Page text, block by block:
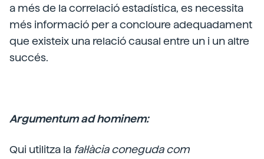
a més de la correlació estadística, es necessita
més informació per a concloure adequadament
que existeix una relació causal entre un i un altre
succés.
Argumentum ad hominem:
Qui utilitza la fal·làcia coneguda com